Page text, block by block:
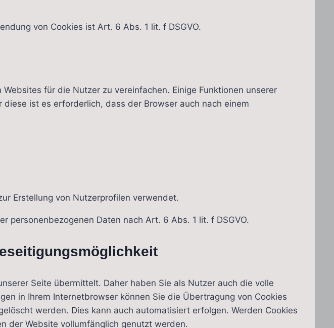
von Cookies ist Art. 6 Abs. 1 lit. f DSGVO.
für die Nutzer zu vereinfachen. Einige Funktionen unserer
ist es erforderlich, dass der Browser auch nach einem
Erstellung von Nutzerprofilen verwendet.
personenbezogenen Daten nach Art. 6 Abs. 1 lit. f DSGVO.
Seite übermittelt. Daher haben Sie als Nutzer auch die volle
in Ihrem Internetbrowser können Sie die Übertragung von Cookies
werden. Dies kann auch automatisiert erfolgen. Werden Cookies
der Website vollumfänglich genutzt werden.